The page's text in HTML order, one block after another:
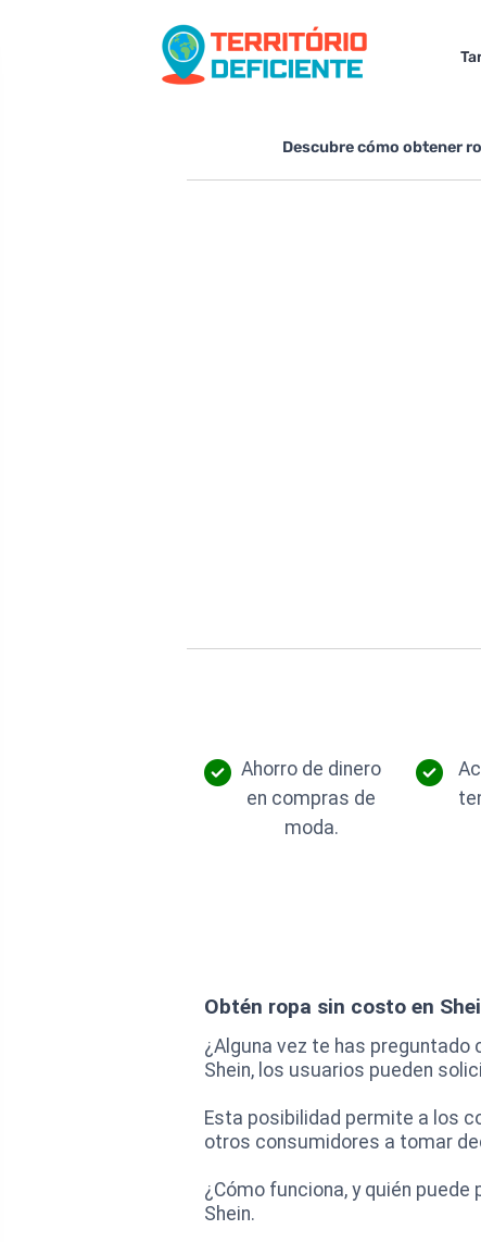
Descubre cómo obtener
Ahorro de dinero
en compras de
moda.
Obtén ropa sin costo en
¿Alguna vez te has
Shein, los usuarios pueden
Esta posibilidad permite a los
otros consumidores a tomar
¿Cómo funciona, y quién
Shein.